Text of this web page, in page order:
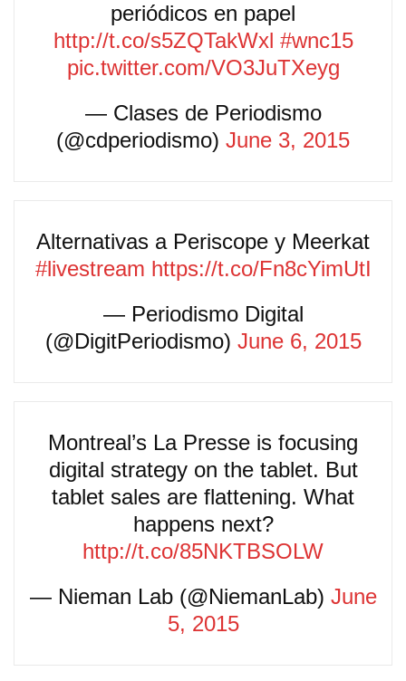
periódicos en papel
http://t.co/s5ZQTakWxl #wnc15
pic.twitter.com/VO3JuTXeyg
— Clases de Periodismo
(@cdperiodismo) June 3, 2015
Alternativas a Periscope y Meerkat
#livestream https://t.co/Fn8cYimUtI
— Periodismo Digital
(@DigitPeriodismo) June 6, 2015
Montreal’s La Presse is focusing
digital strategy on the tablet. But
tablet sales are flattening. What
happens next?
http://t.co/85NKTBSOLW
— Nieman Lab (@NiemanLab) June
5, 2015